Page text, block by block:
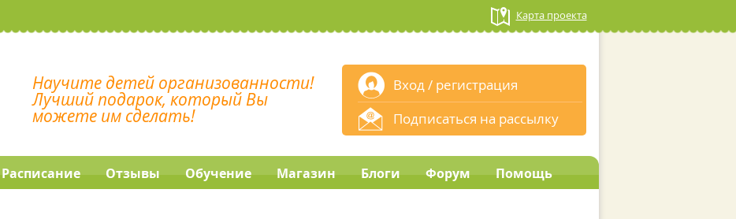
Карта проекта
Научите детей организованности!
Лучший подарок, который Вы
можете им сделать!
Вход/ регистрация
Подписаться на рассылку
Расписание Отзывы Обучение Магазин Блоги Форум Помощь